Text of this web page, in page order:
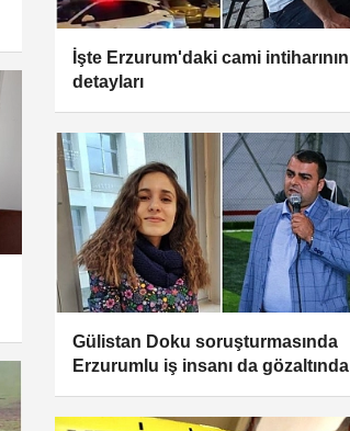
İşte Erzurum'daki cami intiharının
detayları
Gülistan Doku soruşturmasında
Erzurumlu iş insanı da gözaltında